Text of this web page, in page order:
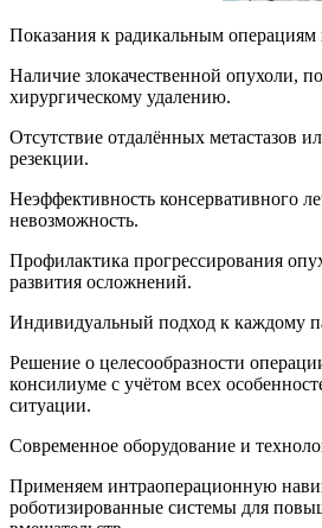
Показания к радикальным операциям
Наличие злокачественной опухоли,
хирургическому удалению.
Отсутствие отдалённых метастазов
резекции.
Неэффективность консервативного
невозможность.
Профилактика прогрессирования
развития осложнений.
Индивидуальный подход к каждому
Решение о целесообразности
консилиуме с учётом всех
ситуации.
Современное оборудование и
Применяем интраоперационную
роботизированные системы для